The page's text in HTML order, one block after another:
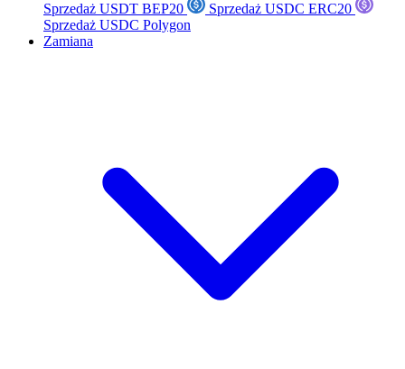
Sprzedaż USDT BEP20
Sprzedaż USDC ERC20
Sprzedaż USDC Polygon
Zamiana